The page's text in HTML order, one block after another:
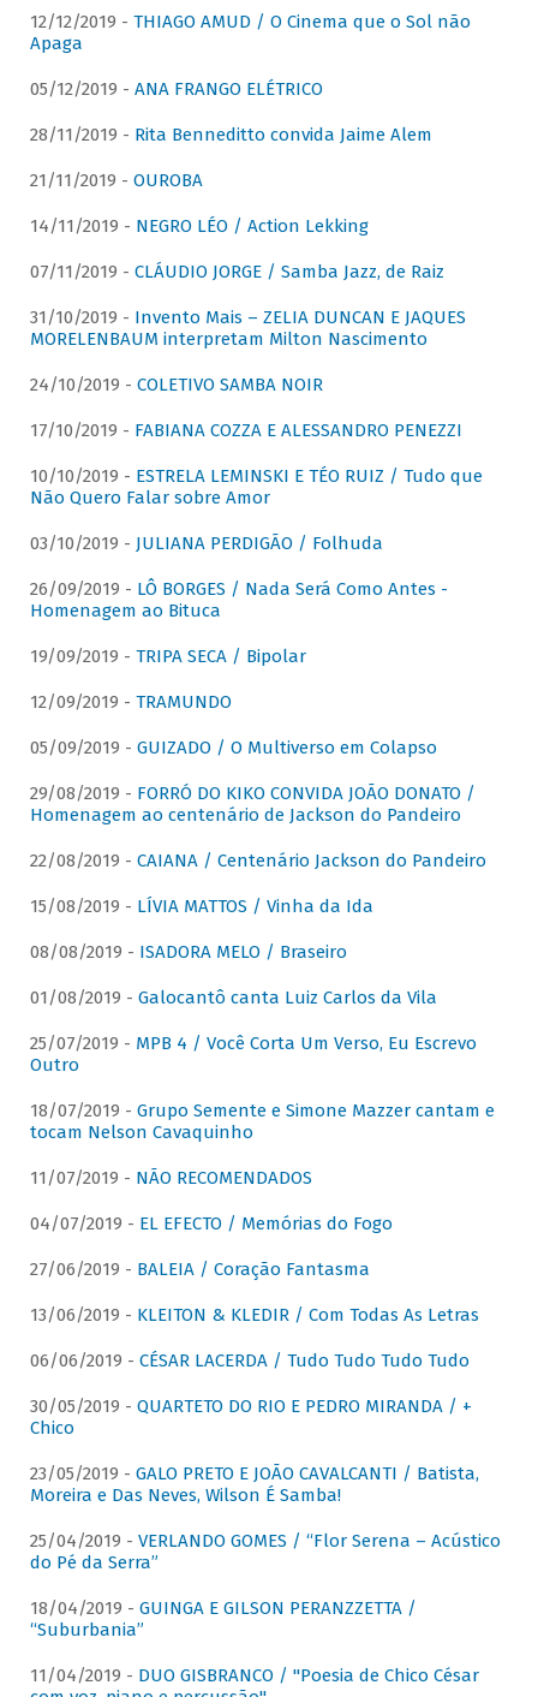
12/12/2019 - THIAGO AMUD / O Cinema que o Sol não
Apaga
05/12/2019 - ANA FRANGO ELÉTRICO
28/11/2019 - Rita Benneditto convida Jaime Alem
21/11/2019 - OUROBA
14/11/2019 - NEGRO LÉO / Action Lekking
07/11/2019 - CLÁUDIO JORGE / Samba Jazz, de Raiz
31/10/2019 - Invento Mais – ZELIA DUNCAN E JAQUES
MORELENBAUM interpretam Milton Nascimento
24/10/2019 - COLETIVO SAMBA NOIR
17/10/2019 - FABIANA COZZA E ALESSANDRO PENEZZI
10/10/2019 - ESTRELA LEMINSKI E TÉO RUIZ / Tudo que
Não Quero Falar sobre Amor
03/10/2019 - JULIANA PERDIGÃO / Folhuda
26/09/2019 - LÔ BORGES / Nada Será Como Antes -
Homenagem ao Bituca
19/09/2019 - TRIPA SECA / Bipolar
12/09/2019 - TRAMUNDO
05/09/2019 - GUIZADO / O Multiverso em Colapso
29/08/2019 - FORRÓ DO KIKO CONVIDA JOÃO DONATO /
Homenagem ao centenário de Jackson do Pandeiro
22/08/2019 - CAIANA / Centenário Jackson do Pandeiro
15/08/2019 - LÍVIA MATTOS / Vinha da Ida
08/08/2019 - ISADORA MELO / Braseiro
01/08/2019 - Galocantô canta Luiz Carlos da Vila
25/07/2019 - MPB 4 / Você Corta Um Verso, Eu Escrevo
Outro
18/07/2019 - Grupo Semente e Simone Mazzer cantam e
tocam Nelson Cavaquinho
11/07/2019 - NÃO RECOMENDADOS
04/07/2019 - EL EFECTO / Memórias do Fogo
27/06/2019 - BALEIA / Coração Fantasma
13/06/2019 - KLEITON & KLEDIR / Com Todas As Letras
06/06/2019 - CÉSAR LACERDA / Tudo Tudo Tudo Tudo
30/05/2019 - QUARTETO DO RIO E PEDRO MIRANDA / +
Chico
23/05/2019 - GALO PRETO E JOÃO CAVALCANTI / Batista,
Moreira e Das Neves, Wilson É Samba!
25/04/2019 - VERLANDO GOMES / “Flor Serena – Acústico
do Pé da Serra”
18/04/2019 - GUINGA E GILSON PERANZZETTA /
“Suburbania”
11/04/2019 - DUO GISBRANCO / "Poesia de Chico César